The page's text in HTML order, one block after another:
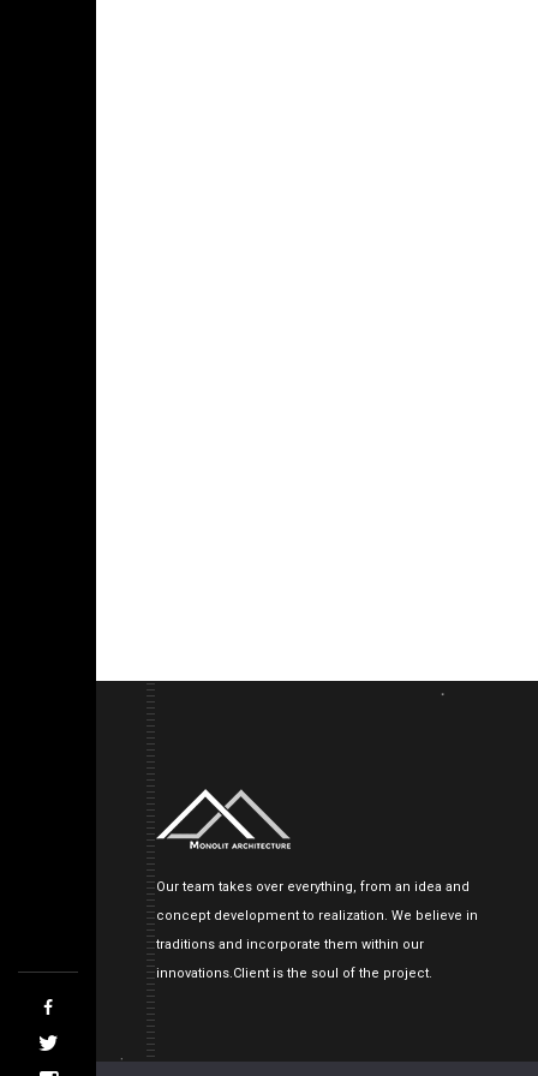
Our team takes over everything, from an idea and
concept development to realization. We believe in
traditions and incorporate them within our
innovations.Client is the soul of the project.